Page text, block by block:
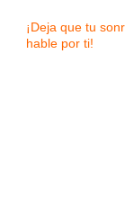
¡Deja que tu
hable por ti!